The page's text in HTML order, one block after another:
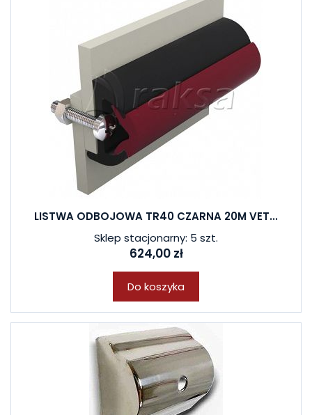
LISTWA ODBOJOWA TR40 CZARNA 20M VET...
Sklep stacjonarny: 5 szt.
624,00 zł
Do koszyka